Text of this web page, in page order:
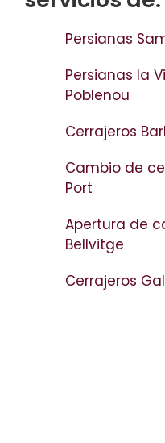
Persianas
Persianas la
Poblenou
Cerrajeros
Cambio de
Port
Apertura de
Bellvitge
Cerrajeros